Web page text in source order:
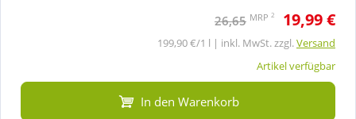
26,65 MRP 2 19,99 €
199,90 €/1 l | inkl. MwSt. zzgl.Versand
Artikel verfügbar
In den Warenkorb